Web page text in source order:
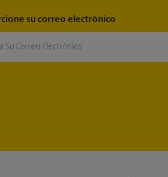
su correo electrónico